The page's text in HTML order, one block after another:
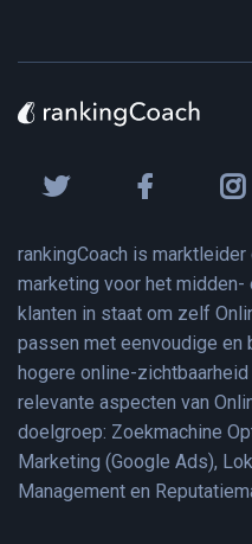
rankingCoach is
marketing voor het
klanten in staat om zelf
passen met eenvoudige en
hogere online-
relevante aspecten van
doelgroep: Zoekmachine
Marketing (Google Ads),
Management en